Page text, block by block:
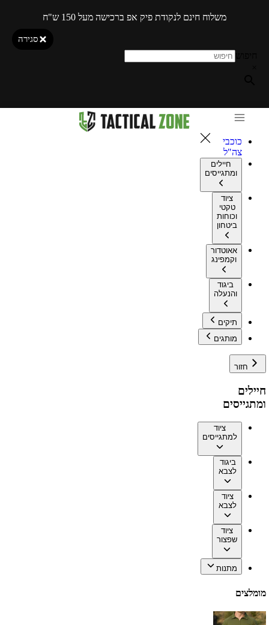
משלוח חינם לנקודת פיק אפ ברכישה מעל 150 ש"ח
סגירה
כוכבי
צה"ל
חיילים
ומתגייסים
ציוד
טקטי
וכוחות
ביטחון
אאוטדור
וקמפינג
ביגוד
והנעלה
תיקים
מותגים
חזור
חיילים
ומתגייסים
ציוד
למתגייסים
ביגוד
לצבא
ציוד
לצבא
ציוד
שפצור
מתנות
מומלצים